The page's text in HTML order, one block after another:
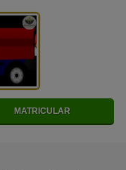
MATRICULAR